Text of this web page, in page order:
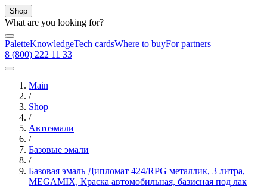
Shop
What are you looking for?
PaletteKnowledgeTech cardsWhere to buyFor partners
8 (800) 222 11 33
Main
/
Shop
/
Автоэмали
/
Базовые эмали
/
Базовая эмаль Дипломат 424/RPG металлик, 3 литра,
MEGAMIX, Краска автомобильная, базисная под лак